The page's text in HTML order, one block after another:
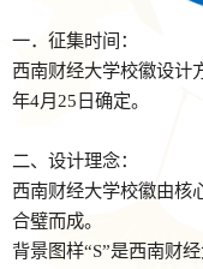
一．征集时间：
西南财经大学校徽设计
年4月25日确定。
二、设计理念：
西南财经大学校徽由核
合璧而成。
背景图样“S”是西南财